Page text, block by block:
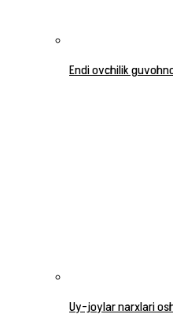
Endi ovchilik
Uy-joylar narxlari